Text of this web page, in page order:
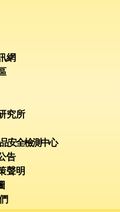
網
究所
安全檢測中心
告
聲明